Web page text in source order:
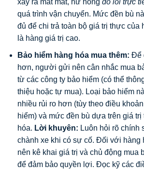
xảy ra mất mát, hư hỏng do lỗi trực
quá trình vận chuyển. Mức đền bù
đủ để chi trả toàn bộ giá trị thực của
là hàng giá trị cao.
Bảo hiểm hàng hóa mua thêm: Để
hơn, người gửi nên cân nhắc mua
từ các công ty bảo hiểm (có thể
thiệu hoặc tự mua). Loại bảo hiểm
nhiều rủi ro hơn (tùy theo điều
hiểm) và mức đền bù dựa trên giá
hóa. Lời khuyên: Luôn hỏi rõ chính
chành xe khi có sự cố. Đối với hàng
nên kê khai giá trị và chủ động mua
để đảm bảo quyền lợi. Đọc kỹ các